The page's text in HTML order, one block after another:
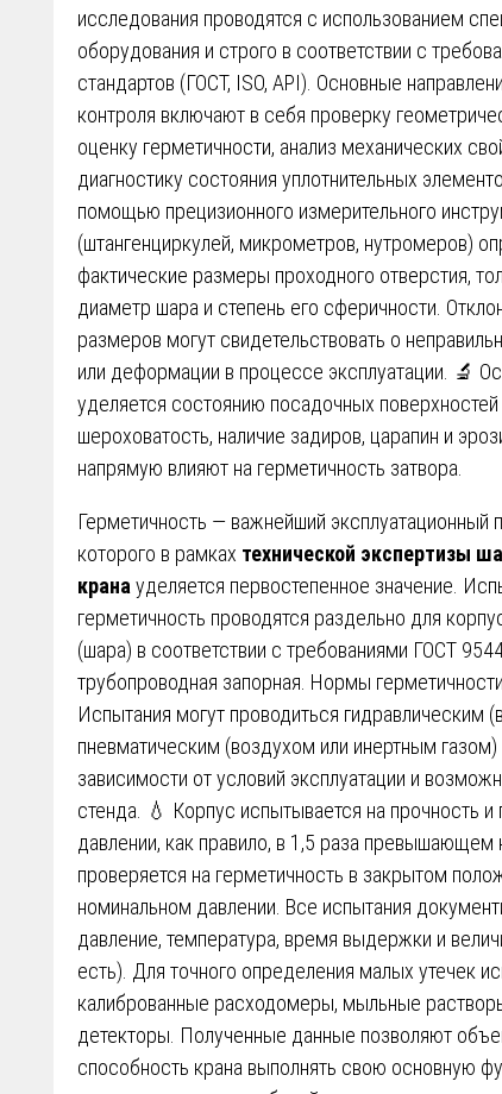
исследования проводятся с использованием
оборудования и строго в соответствии с
стандартов (ГОСТ, ISO, API). Основные
контроля включают в себя проверку
оценку герметичности, анализ механических
диагностику состояния уплотнительных
помощью прецизионного измерительного
(штангенциркулей, микрометров, нутромеров)
фактические размеры проходного отверстия,
диаметр шара и степень его сферичности.
размеров могут свидетельствовать о
или деформации в процессе эксплуатации. 🔬
уделяется состоянию посадочных
шероховатость, наличие задиров, царапин и
напрямую влияют на герметичность затвора.
Герметичность — важнейший эксплуатационный
которого в рамках технической экспертизы
крана уделяется первостепенное значение.
герметичность проводятся раздельно для
(шара) в соответствии с требованиями ГОСТ
трубопроводная запорная. Нормы
Испытания могут проводиться гидравлическим
пневматическим (воздухом или инертным
зависимости от условий эксплуатации и
стенда. 💧 Корпус испытывается на прочность и
давлении, как правило, в 1,5 раза превышающем
проверяется на герметичность в закрытом
номинальном давлении. Все испытания
давление, температура, время выдержки и
есть). Для точного определения малых утечек
калиброванные расходомеры, мыльные
детекторы. Полученные данные позволяют
способность крана выполнять свою основную